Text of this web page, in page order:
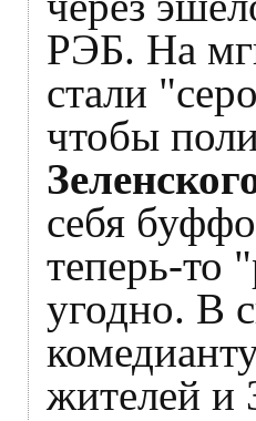
РЭБ. На
стали
чтобы
себя
теперь-то
угодно. В
жителей и